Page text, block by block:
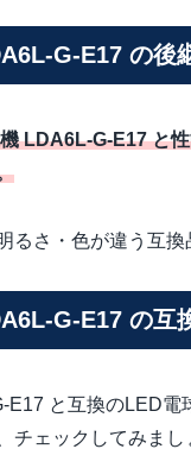
G-E17 の後
LDA6L-G-E17 と
るさ・色が違う互換
G-E17 の互
E17 と互換のLED電
チェックしてみまし